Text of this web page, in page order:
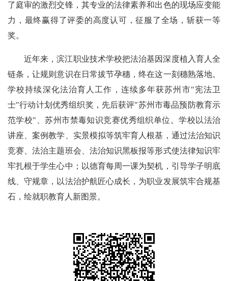
了庭审的激烈交锋，其专业的法律素养和出色的现场应变能
力，最终赢得了评委的高度认可，征服了全场，斩获一等
奖。
近年来，滨江职业技术学校把法治基因深度植入育人全
链条，让规则意识在日常拔节孕穗，终在这一刻穗熟落地。
学校持续深化法治育人工作，连续多年获苏州市"宪法卫
士"行动计划优秀组织奖，先后获评"苏州市毒品预防教育示
范学校"、苏州市禁毒知识竞赛优秀组织单位。学校以法治
讲座、案例教学、实景模拟等筑牢育人根基，通过法治知识
竞赛、法治主题班会、法治知识黑板报等形式使法律知识牢
牢扎根于学生心中；以德育每周一课为契机，引导学子明底
线、守规章，以法治护航匠心成长，为职业发展筑牢合规基
石，绘就职教育人新图景。